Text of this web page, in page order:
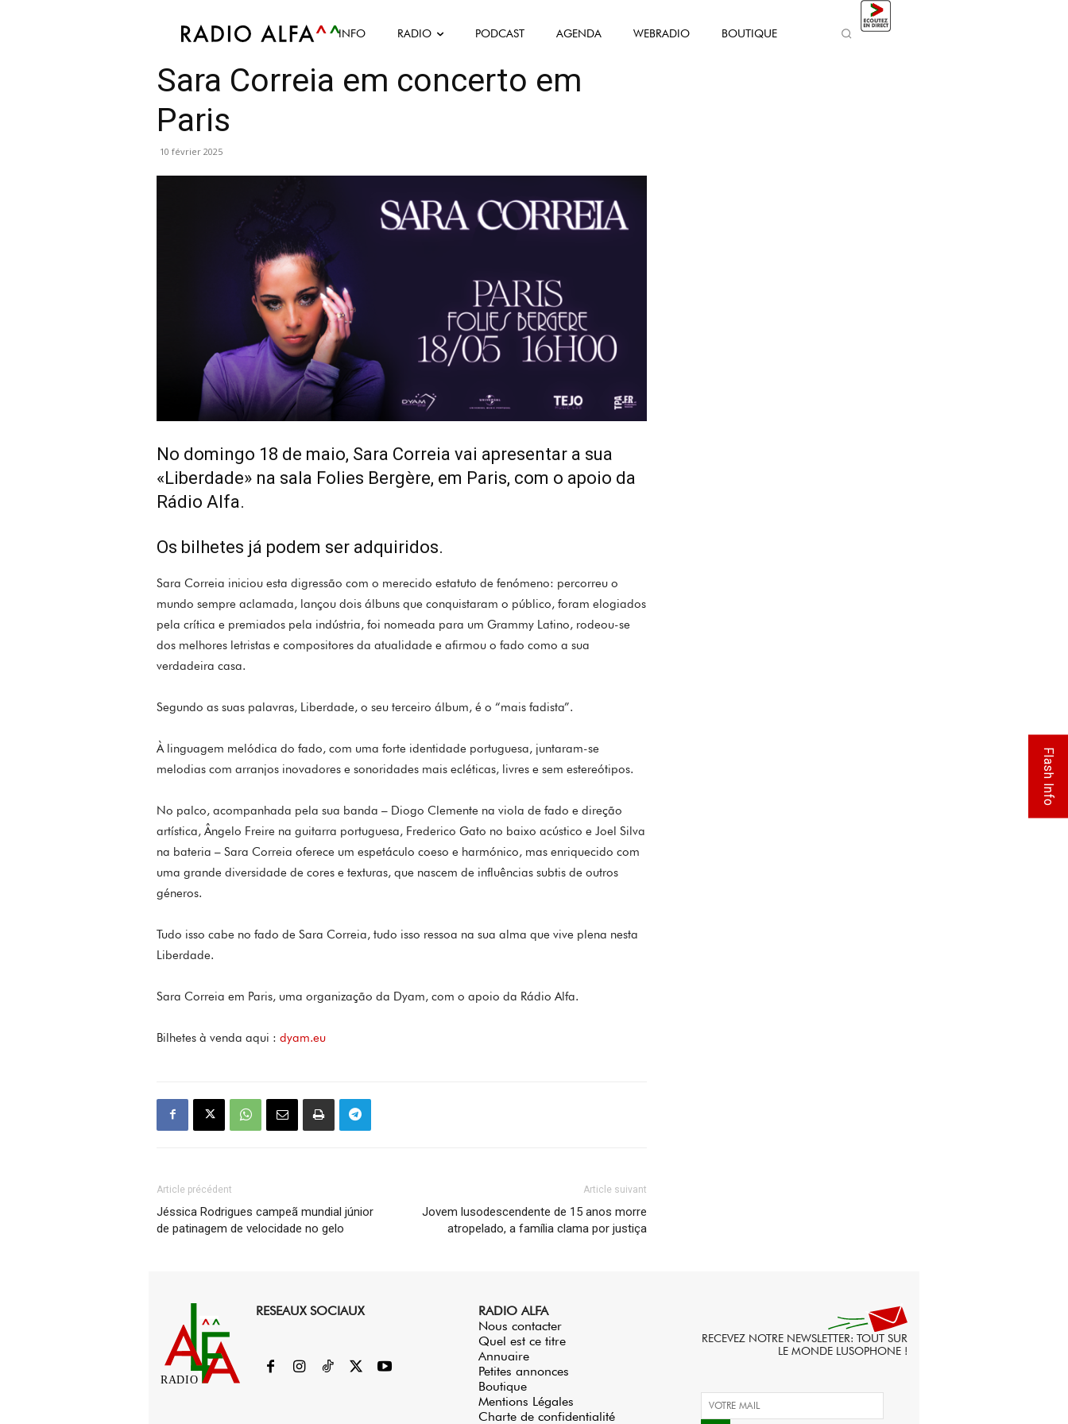
INFO RADIO PODCAST AGENDA WEBRADIO BOUTIQUE
Curiosités Coups de Coeur Info Mis en avant
Sara Correia em concerto em
Paris
10 février 2025
No domingo 18 de maio, Sara Correia vai apresentar a sua
«Liberdade» na sala Folies Bergère, em Paris, com o apoio da
Rádio Alfa.
Os bilhetes já podem ser adquiridos.
Sara Correia iniciou esta digressão com o merecido estatuto de fenómeno: percorreu o
mundo sempre aclamada, lançou dois álbuns que conquistaram o público, foram elogiados
pela crítica e premiados pela indústria, foi nomeada para um Grammy Latino, rodeou-se
dos melhores letristas e compositores da atualidade e afirmou o fado como a sua
verdadeira casa.
Segundo as suas palavras, Liberdade, o seu terceiro álbum, é o “mais fadista”.
À linguagem melódica do fado, com uma forte identidade portuguesa, juntaram-se
melodias com arranjos inovadores e sonoridades mais ecléticas, livres e sem estereótipos.
No palco, acompanhada pela sua banda – Diogo Clemente na viola de fado e direção
artística, Ângelo Freire na guitarra portuguesa, Frederico Gato no baixo acústico e Joel Silva
na bateria – Sara Correia oferece um espetáculo coeso e harmónico, mas enriquecido com
uma grande diversidade de cores e texturas, que nascem de influências subtis de outros
géneros.
Tudo isso cabe no fado de Sara Correia, tudo isso ressoa na sua alma que vive plena nesta
Liberdade.
Sara Correia em Paris, uma organização da Dyam, com o apoio da Rádio Alfa.
Bilhetes à venda aqui : dyam.eu
Article précédent
Jéssica Rodrigues campeã mundial júnior
de patinagem de velocidade no gelo
Article suivant
Jovem lusodescendente de 15 anos morre
atropelado, a família clama por justiça
RADIO
RESEAUX SOCIAUX
RADIO ALFA
Nous contacter
Quel est ce titre
Annuaire
Petites annonces
Boutique
Mentions Légales
Charte de confidentialité
RECEVEZ NOTRE NEWSLETTER: TOUT SUR
LE MONDE LUSOPHONE !
Flash Info